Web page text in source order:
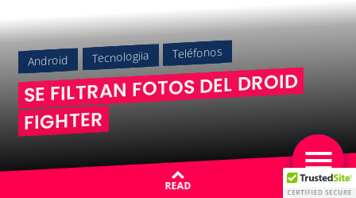
Android Tecnologiia Teléfonos
SE FILTRAN FOTOS DEL DROID
FIGHTER
READ